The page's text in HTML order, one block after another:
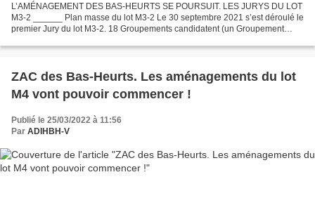
L’AMÉNAGEMENT DES BAS-HEURTS SE POURSUIT. LES JURYS DU LOT
M3-2 ______ Plan masse du lot M3-2 Le 30 septembre 2021 s’est déroulé le
premier Jury du lot M3-2. 18 Groupements candidatent (un Groupement
ZAC des Bas-Heurts. Les aménagements du lot
M4 vont pouvoir commencer !
Publié le 25/03/2022 à 11:56
Par ADIHBH-V